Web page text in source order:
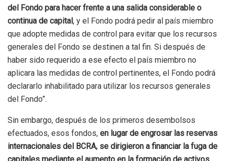
del Fondo para hacer frente a una salida considerable o
continua de capital, y el Fondo podrá pedir al país miembro
que adopte medidas de control para evitar que los recursos
generales del Fondo se destinen a tal fin. Si después de
haber sido requerido a ese efecto el país miembro no
aplicara las medidas de control pertinentes, el Fondo podrá
declararlo inhabilitado para utilizar los recursos generales
del Fondo”.
Sin embargo, después de los primeros desembolsos
efectuados, esos fondos, en lugar de engrosar las reservas
internacionales del BCRA, se dirigieron a financiar la fuga de